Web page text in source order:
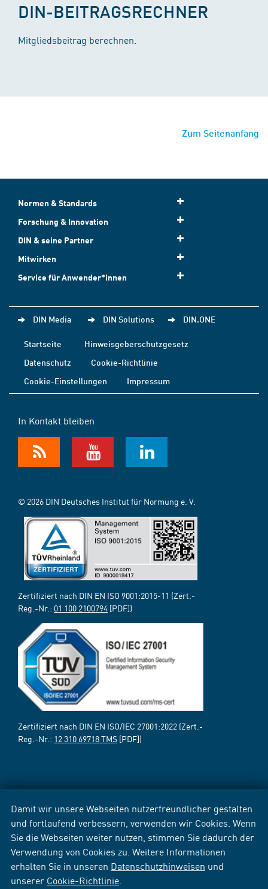
Damit wir unsere Webseiten nutzerfreundlicher gestalten
und fortlaufend verbessern, verwenden wir Cookies. Wenn
Sie die Webseiten weiter nutzen, stimmen Sie dadurch der
Verwendung von Cookies zu. Weitere Informationen
erhalten Sie in unseren Datenschutzhinweisen und
unserer Cookie-Richtlinie
DIN-BEITRAGSRECHNER
Mitgliedsbeitrag berechnen.
Zum Seitenanfang
Normen & Standards
Forschung & Innovation
DIN & seine Partner
Mitwirken
Service für Anwender*innen
DIN Media DIN Solutions DIN.ONE
Startseite
Hinweisgeberschutzgesetz
Datenschutz
Cookie-Richtlinie
Cookie-Einstellungen
Impressum
In Kontakt bleiben
© 2026 DIN Deutsches Institut für Normung e. V.
Zertifiziert nach DIN EN ISO 9001:2015-11 (Zert.-
Reg.-Nr.: 01 100 2100794 [PDF])
Zertifiziert nach DIN EN ISO/IEC 27001:2022 (Zert.-
Reg.-Nr.: 12 310 69718 TMS [PDF])